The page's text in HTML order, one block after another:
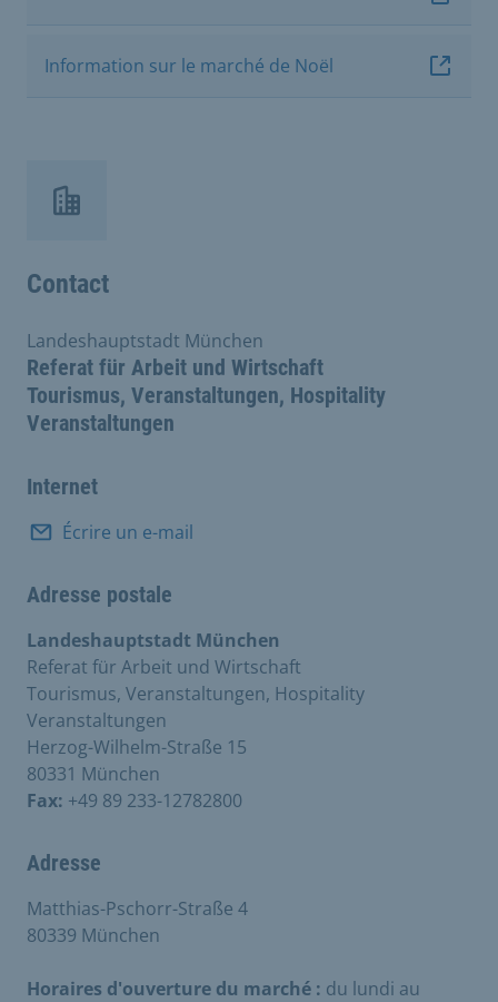
Information sur le marché de Noël
Contact
Referat für Arbeit und Wirtschaft
Tourismus, Veranstaltungen, Hospitality
Veranstaltungen
Landeshauptstadt München
Internet
Écrire un e-mail
Adresse postale
Landeshauptstadt München
Referat für Arbeit und Wirtschaft
Tourismus, Veranstaltungen, Hospitality
Veranstaltungen
Herzog-Wilhelm-Straße 15
80331 München
Fax: +49 89 233-12782800
Adresse
Matthias-Pschorr-Straße 4
80339 München
Horaires d'ouverture du marché : du lundi au